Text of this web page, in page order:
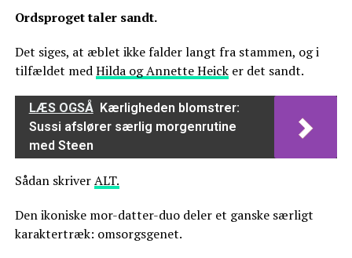
Ordsproget taler sandt.
Det siges, at æblet ikke falder langt fra stammen, og i
tilfældet medHilda og Annette Heicker det sandt.
LÆS OGSÅ Kærligheden blomstrer:
Sussi afslører særlig morgenrutine
med Steen
Sådan skriverALT.
Den ikoniske mor-datter-duo deler et ganske særligt
karaktertræk: omsorgsgenet.